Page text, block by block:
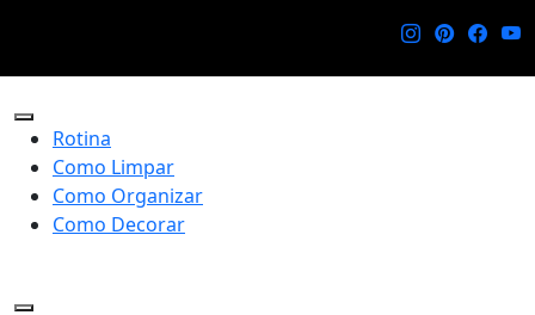
Rotina
Como Limpar
Como Organizar
Como Decorar